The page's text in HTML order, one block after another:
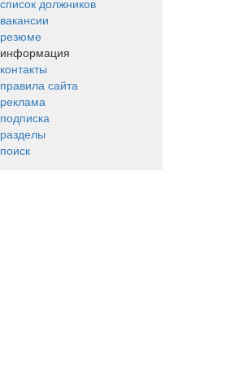
список должников
вакансии
резюме
информация
контакты
правила сайта
реклама
подписка
разделы
поиск